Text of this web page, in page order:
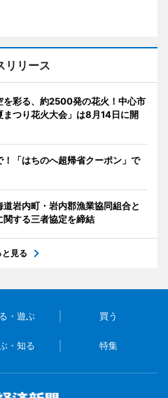
リリース
を彩る、約2500発の花火！中心市
つり花火大会」は8月14日に開
「はちのへ超帰省クーポン」で
岩内町・岩内郡漁業協同組合と
関する三者協定を締結
と見る
・遊ぶ 買う
・知る 特集